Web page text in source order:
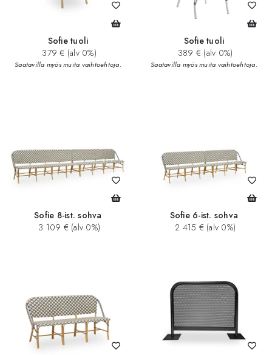
Sofie tuoli
379 € (alv 0%)
Saatavilla myös muita vaihtoehtoja.
Sofie tuoli
389 € (alv 0%)
Saatavilla myös muita vaihtoehtoja.
Sofie 8-ist. sohva
3 109 € (alv 0%)
Sofie 6-ist. sohva
2 415 € (alv 0%)